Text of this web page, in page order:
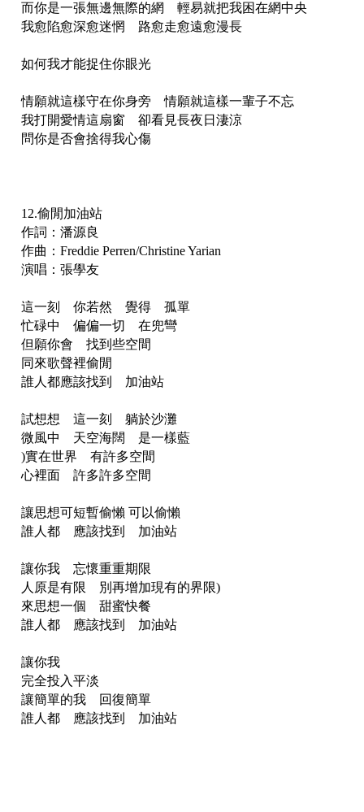
而你是一張無邊無際的網 輕易就把我困在網中央
我愈陷愈深愈迷惘 路愈走愈遠愈漫長
如何我才能捉住你眼光
情願就這樣守在你身旁 情願就這樣一輩子不忘
我打開愛情這扇窗 卻看見長夜日淒涼
問你是否會捨得我心傷
12.偷閒加油站
作詞：潘源良
作曲：Freddie Perren/Christine Yarian
演唱：張學友
這一刻 你若然 覺得 孤單
忙碌中 偏偏一切 在兜彎
但願你會 找到些空間
同來歌聲裡偷閒
誰人都應該找到 加油站
試想想 這一刻 躺於沙灘
微風中 天空海闊 是一樣藍
)實在世界 有許多空間
心裡面 許多許多空間
讓思想可短暫偷懶 可以偷懶
誰人都 應該找到 加油站
讓你我 忘懷重重期限
人原是有限 別再增加現有的界限)
來思想一個 甜蜜快餐
誰人都 應該找到 加油站
讓你我
完全投入平淡
讓簡單的我 回復簡單
誰人都 應該找到 加油站